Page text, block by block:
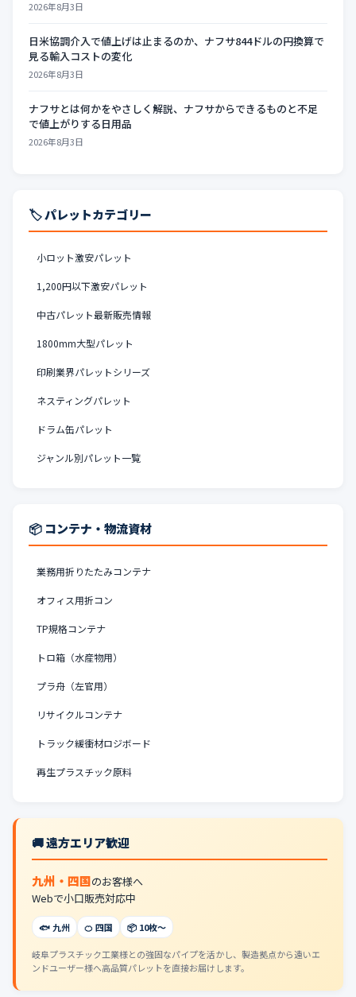
2026年8月3日
日米協調介入で値上げは止まるのか、ナフサ844ドルの円換算で
見る輸入コストの変化
2026年8月3日
ナフサとは何かをやさしく解説、ナフサからできるものと不足
で値上がりする日用品
2026年8月3日
🏷️ パレットカテゴリー
小ロット激安パレット
1,200円以下激安パレット
中古パレット最新販売情報
1800mm大型パレット
印刷業界パレットシリーズ
ネスティングパレット
ドラム缶パレット
ジャンル別パレット一覧
📦 コンテナ・物流資材
業務用折りたたみコンテナ
オフィス用折コン
TP規格コンテナ
トロ箱（水産物用）
プラ舟（左官用）
リサイクルコンテナ
トラック緩衝材ロジボード
再生プラスチック原料
🚚 遠方エリア歓迎
九州・四国のお客様へ
Webで小口販売対応中
🐟 九州 🍊 四国 📦 10枚〜
岐阜プラスチック工業様との強固なパイプを活かし、製造拠点から遠いエ
ンドユーザー様へ高品質パレットを直接お届けします。